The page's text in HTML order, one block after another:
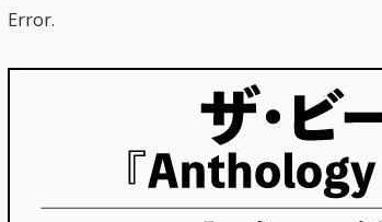
ズ「デイドリーム・ビ
フランクリン「リスペ
プレスリー「ハウン
ド・ドッグ」、ザ・ビ
ーチ・ボーイズ「サー
フィン U.S.A.」など、1
Error.